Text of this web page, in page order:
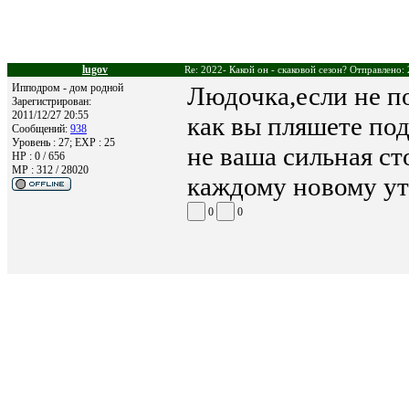
lugov Re: 2022- Какой он - скаковой сезон?
Ипподром - дом родной
Зарегистрирован:
2011/12/27 20:55
Сообщений: 938
Уровень : 27; EXP : 25
HP : 0 / 656
MP : 312 / 28020
Людочка,если не
как вы пляшете
не ваша сильная
каждому новому
0 0